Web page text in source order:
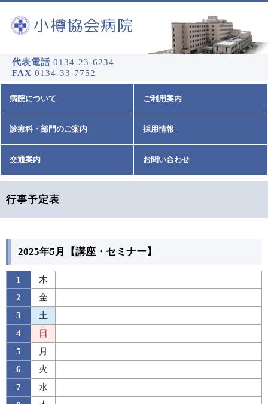
代表電話 0134-23-6234
FAX 0134-33-7752
病院について ご利用案内
診療科・部門のご案内 採用情報
交通案内 お問い合わせ
行事予定表
2025年5月【講座・セミナー】
1
木
2
金
3
土
4
日
5
月
6
火
7
水